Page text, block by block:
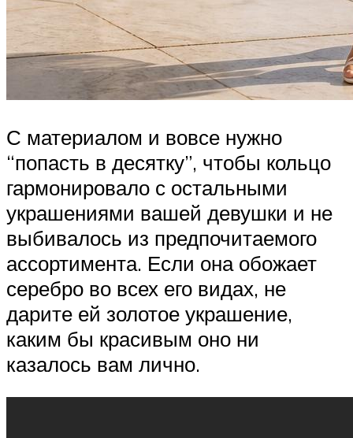
С материалом и вовсе нужно
“попасть в десятку”, чтобы кольцо
гармонировало с остальными
украшениями вашей девушки и не
выбивалось из предпочитаемого
ассортимента. Если она обожает
серебро во всех его видах, не
дарите ей золотое украшение,
каким бы красивым оно ни
казалось вам лично.